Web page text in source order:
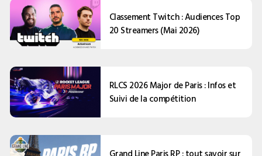
Classement Twitch : Audiences Top
20 Streamers (Mai 2026)
RLCS 2026 Major de Paris : Infos et
Suivi de la compétition
Grand Line Paris RP : tout savoir sur